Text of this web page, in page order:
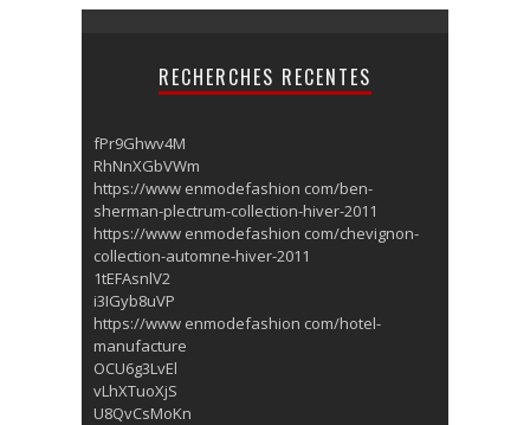
RECHERCHES RECENTES
fPr9Ghwv4M
RhNnXGbVWm
https://www enmodefashion com/ben-
sherman-plectrum-collection-hiver-2011
https://www enmodefashion com/chevignon-
collection-automne-hiver-2011
1tEFAsnlV2
i3IGyb8uVP
https://www enmodefashion com/hotel-
manufacture
OCU6g3LvEl
vLhXTuoXjS
U8QvCsMoKn